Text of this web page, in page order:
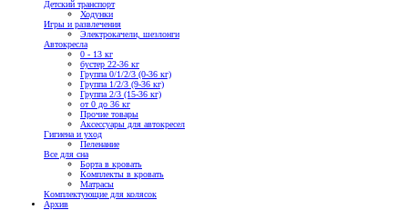
Детский транспорт
Ходунки
Игры и развлечения
Электрокачели, шезлонги
Автокресла
0 - 13 кг
бустер 22-36 кг
Группа 0/1/2/3 (0-36 кг)
Группа 1/2/3 (9-36 кг)
Группа 2/3 (15-36 кг)
от 0 до 36 кг
Прочие товары
Аксессуары для автокресел
Гигиена и уход
Пеленание
Все для сна
Борта в кровать
Комплекты в кровать
Матрасы
Комплектующие для колясок
Архив